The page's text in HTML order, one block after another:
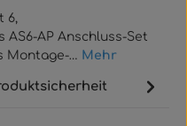
6,
AP Anschluss-Set
Montage-… Mehr